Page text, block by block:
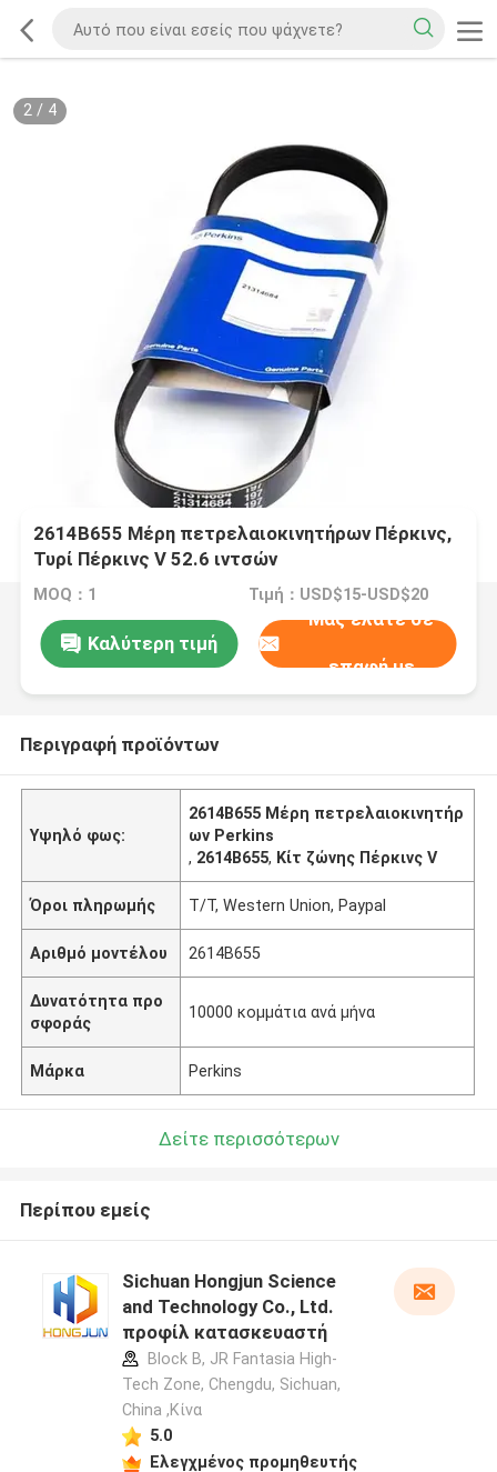
2/ 4
2614B655 Μέρη πετρελαιοκινητήρων Πέρκινς,
Τυρί Πέρκινς V 52.6 ιντσών
MOQ：1 Τιμή：USD$15-USD$20
Καλύτερη τιμή
Μας ελάτε σε
επαφή με
Περιγραφή προϊόντων
Υψηλό φως:
2614Β655 Μέρη πετρελαιοκινητήρ
ων Perkins
, 2614Β655, Κίτ ζώνης Πέρκινς V
Όροι πληρωμής T/T, Western Union, Paypal
Αριθμό μοντέλου 2614Β655
Δυνατότητα προ
σφοράς
10000 κομμάτια ανά μήνα
Μάρκα Perkins
Δείτε περισσότερων
Περίπου εμείς
Sichuan Hongjun Science
and Technology Co., Ltd.
προφίλ κατασκευαστή
Block B, JR Fantasia High-
Tech Zone, Chengdu, Sichuan,
China ,Κίνα
5.0
Ελεγχμένος προμηθευτής